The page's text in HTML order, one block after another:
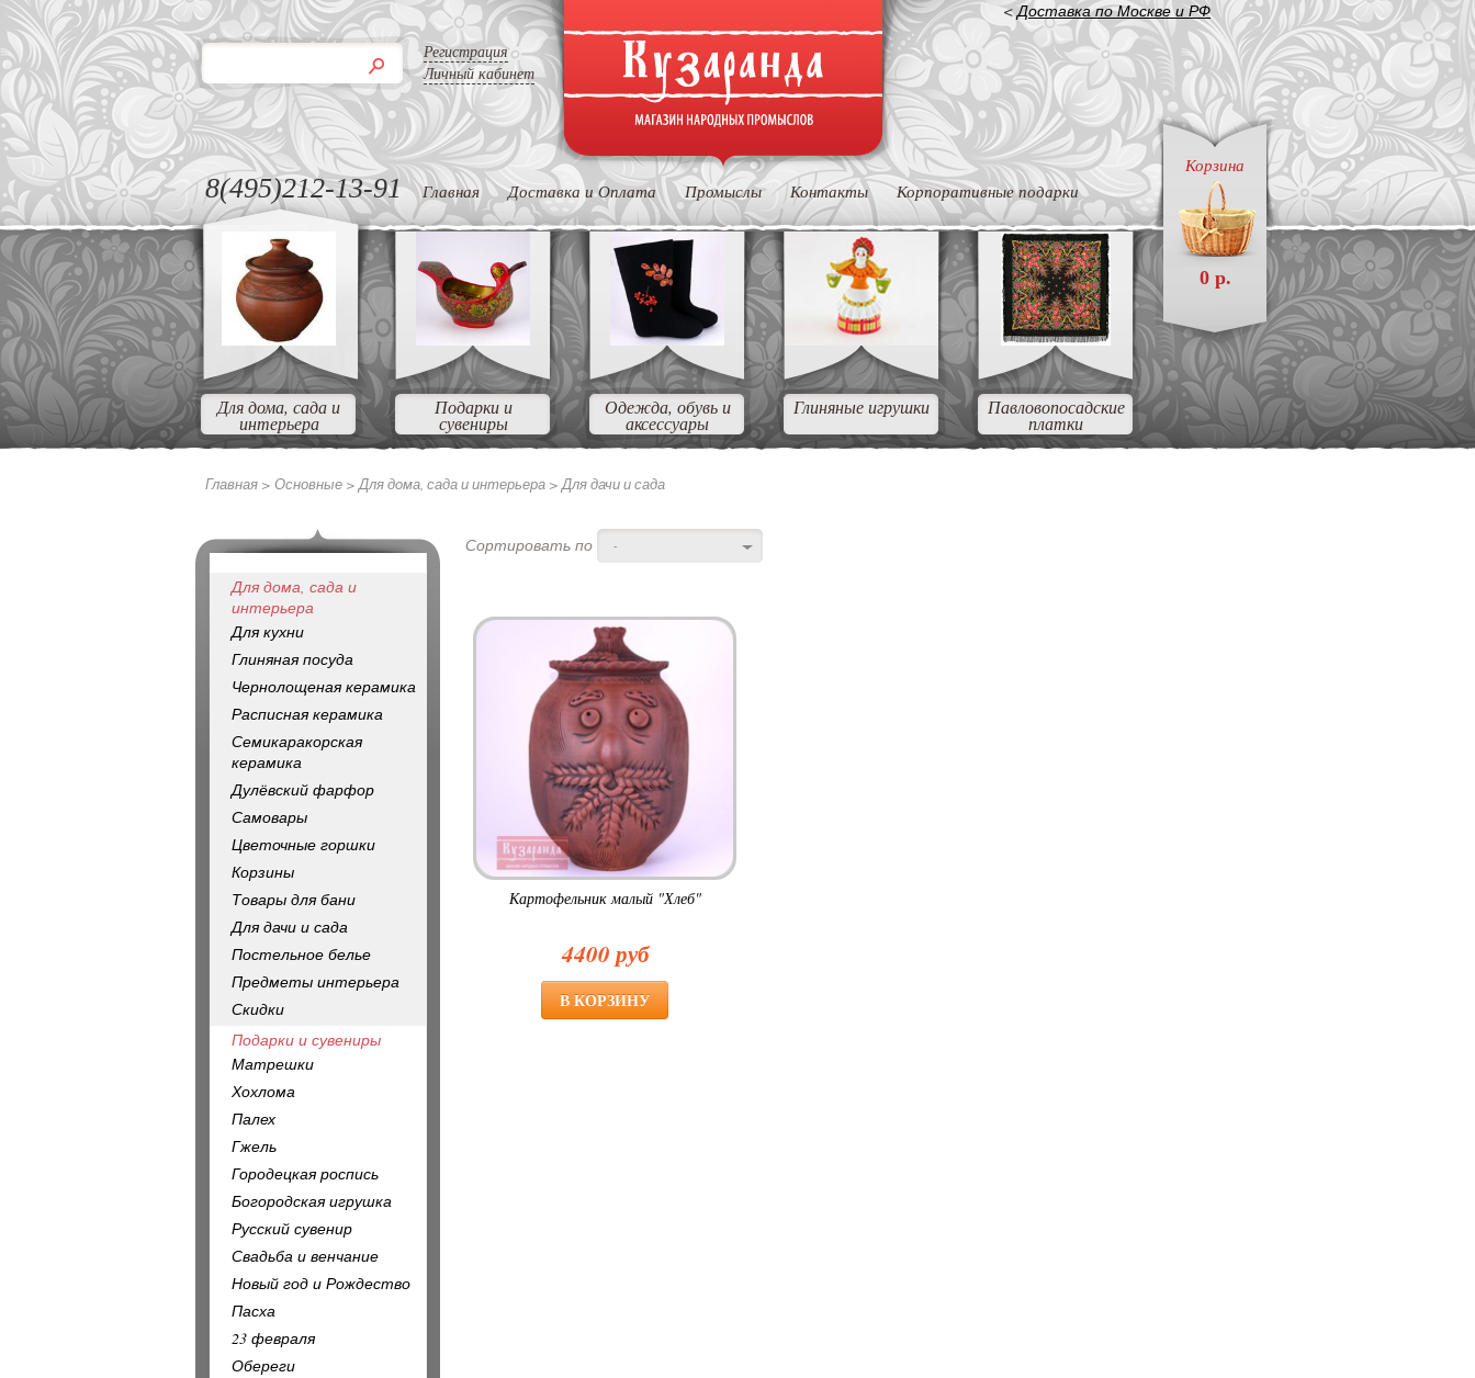
Регистрация
Личный кабинет
<Доставка по Москве и РФ
Корзина
0 р.
8(495)212-13-91 Главная Доставка и Оплата Промыслы Контакты Корпоративные подарки
Для дома, сада и
интерьера
Подарки и
сувениры
Одежда, обувь и
аксессуары
Глиняные игрушки Павловопосадские
платки
Главная > Основные >Для дома, сада и интерьера >Для дачи и сада
Сортировать по -
Картофельник малый "Хлеб"
4400 руб
Для дома, сада и
интерьера
Для кухни
Глиняная посуда
Чернолощеная керамика
Расписная керамика
Семикаракорская
керамика
Дулёвский фарфор
Самовары
Цветочные горшки
Корзины
Товары для бани
Для дачи и сада
Постельное белье
Предметы интерьера
Скидки
Подарки и сувениры
Матрешки
Хохлома
Палех
Гжель
Городецкая роспись
Богородская игрушка
Русский сувенир
Свадьба и венчание
Новый год и Рождество
Пасха
23 февраля
Обереги